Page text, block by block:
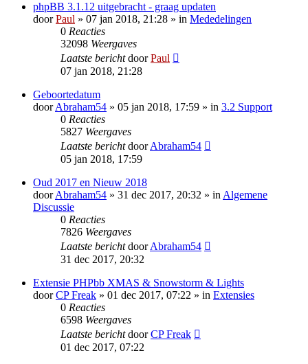
phpBB 3.1.12 uitgebracht - graag updaten
doorPaul » 07 jan 2018, 21:28 » in Mededelingen
0 Reacties
32098 Weergaves
Laatste berichtdoorPaul
07 jan 2018, 21:28
Geboortedatum
doorAbraham54 » 05 jan 2018, 17:59 » in 3.2 Support
0 Reacties
5827 Weergaves
Laatste berichtdoorAbraham54
05 jan 2018, 17:59
Oud 2017 en Nieuw 2018
doorAbraham54 » 31 dec 2017, 20:32 » inAlgemene
Discussie
0 Reacties
7826 Weergaves
Laatste berichtdoorAbraham54
31 dec 2017, 20:32
Extensie PHPbb XMAS & Snowstorm & Lights
doorCP Freak » 01 dec 2017, 07:22 » in Extensies
0 Reacties
6598 Weergaves
Laatste berichtdoorCP Freak
01 dec 2017, 07:22